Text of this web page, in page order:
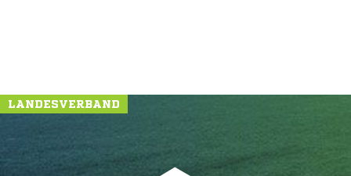
LANDESVERBAND